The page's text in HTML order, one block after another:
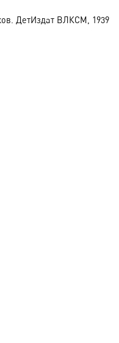
ДетИздат ВЛКСМ, 1939